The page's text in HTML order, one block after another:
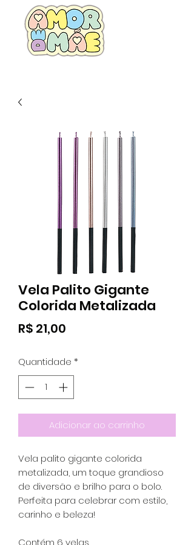
Vela Palito Gigante
Colorida Metalizada
R$ 21,00
Quantidade *
Adicionar ao carrinho
Vela palito gigante colorida
metalizada, um toque grandioso
de diversão e brilho para o bolo.
Perfeita para celebrar com estilo,
carinho e beleza!
Contém 6 velas.